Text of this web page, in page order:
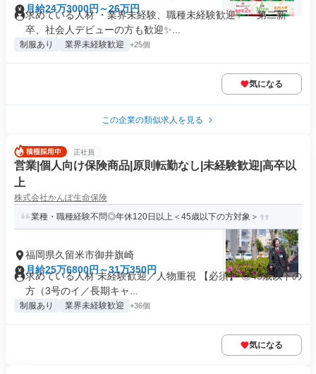
月給24万3000円～26万円
求めている人材 ・業界未経験、職種未経験歓迎✨ ・第二新
卒、社会人デビューの方も歓迎✨...
制服あり 業界未経験歓迎 +25個
気になる
この企業の類似求人を見る
正社員
営業|個人向け保険商品|原則転勤なし|未経験歓迎|高卒以
上
株式会社かんぽ生命保険
業種・職種経験不問◎年休120日以上＜45歳以下の方対象＞
福岡県久留米市御井旗崎
月給25万6800円～31万350円
求めている人材 未経験歓迎／人物重視 【必須】 ◎45歳以下の
方（3号のイ／長期キャ...
制服あり 業界未経験歓迎 +36個
気になる